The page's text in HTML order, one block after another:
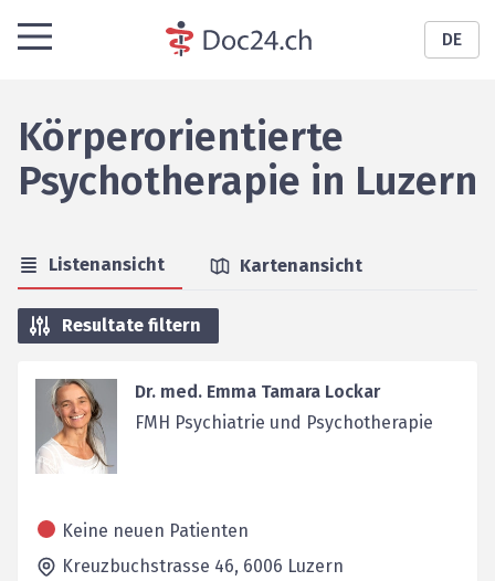
DE
Körperorientierte
Psychotherapie in Luzern
Listenansicht Kartenansicht
Resultate filtern
Dr. med. Emma Tamara Lockar
FMH Psychiatrie und Psychotherapie
Keine neuen Patienten
Kreuzbuchstrasse 46, 6006 Luzern